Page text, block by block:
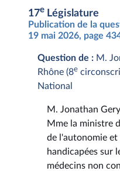
17e Législature
Publication de la
19 mai 2026, page
Question de : M.
Rhône (8e
National
M. Jonathan
Mme la ministre
de l'autonomie et
handicapées sur
médecins non